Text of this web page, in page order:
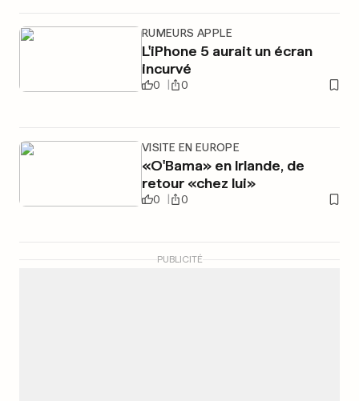
RUMEURS APPLE
L'iPhone 5 aurait un écran
incurvé
0 0
VISITE EN EUROPE
«O'Bama» en Irlande, de
retour «chez lui»
0 0
PUBLICITÉ